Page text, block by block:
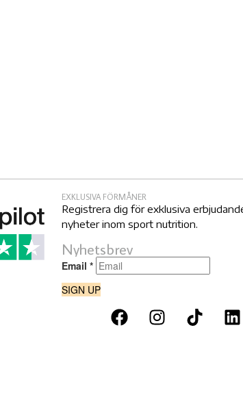
EXKLUSIVA FÖRMÅNER
Registrera dig för exklusiva
nyheter inom sport nutrition.
Nyhetsbrev